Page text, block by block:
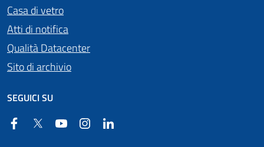
Casa di vetro
Atti di notifica
Qualità Datacenter
Sito di archivio
SEGUICI SU
FacebookTwitter YouTube Instagram